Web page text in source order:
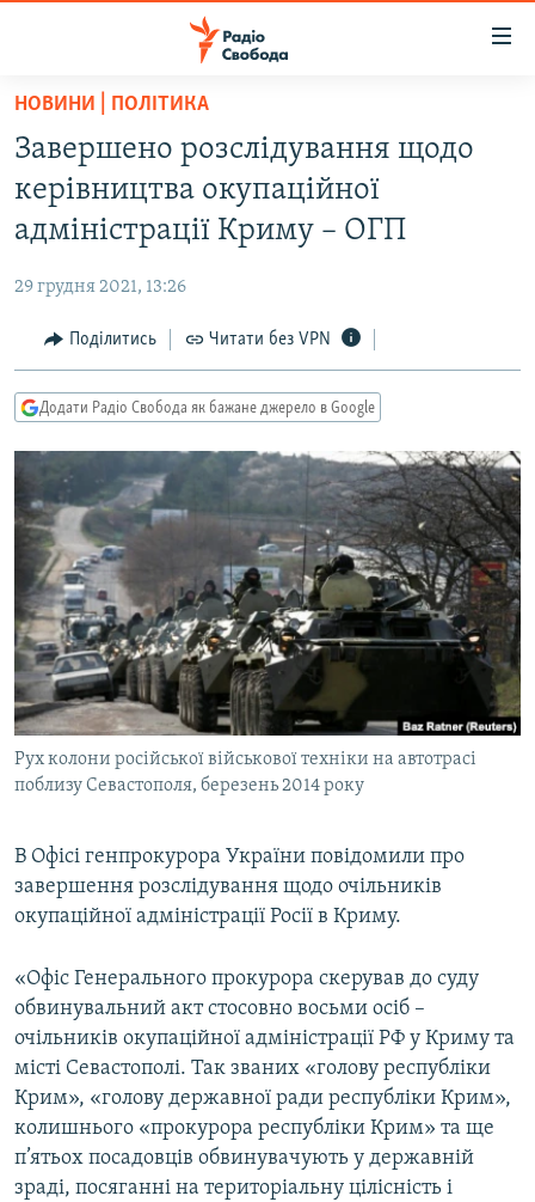
Перейти
основного
матеріалу
Перейти
до
основної
навігації
Перейти
до
пошуку
ВСЕ ЗА ДОБУ
СТАТТІ
ЕКОНОМІКА
СУСПІЛЬСТВО
УКРАЇНА
СВІТ
РОСІЙСЬКА «ФІЛЬТРАЦІЯ»
ДОНБАС.РЕАЛІЇ
ТИ ЯК?
СХЕМИ
КИТАЙ.ВИКЛИКИ
МУЛЬТИМЕДІА
ФОТО
СПЕЦПРОЄКТИ
ПОДКАСТИ
КРИМ РЕАЛІЇ
РУС
КТАТ
ДОЛУЧАЙСЯ!
Усі сайти RFE/RL
НОВИНИ | ПОЛІТИКА
Завершено розслідування щодо
керівництва окупаційної
адміністрації Криму – ОГП
29 грудня 2021, 13:26
Поділитись Читати без VPN
Додати Радіо Свобода як бажане джерело в Google
Рух колони російської військової техніки на автотрасі
поблизу Севастополя, березень 2014 року
В Офісі генпрокурора України повідомили про
завершення розслідування щодо очільників
окупаційної адміністрації Росії в Криму.
«Офіс Генерального прокурора скерував до суду
обвинувальний акт стосовно восьми осіб –
очільників окупаційної адміністрації РФ у Криму та
місті Севастополі. Так званих «голову республіки
Крим», «голову державної ради республіки Крим»,
колишнього «прокурора республіки Крим» та ще
п’ятьох посадовців обвинувачують у державній
зраді, посяганні на територіальну цілісність і